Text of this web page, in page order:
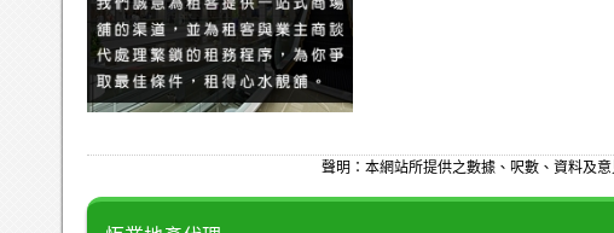
聲明：本網站所提供之數據、呎數、資料及